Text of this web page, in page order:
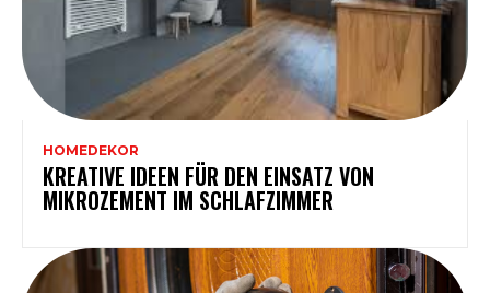
HOMEDEKOR
KREATIVE IDEEN FÜR DEN EINSATZ VON
MIKROZEMENT IM SCHLAFZIMMER